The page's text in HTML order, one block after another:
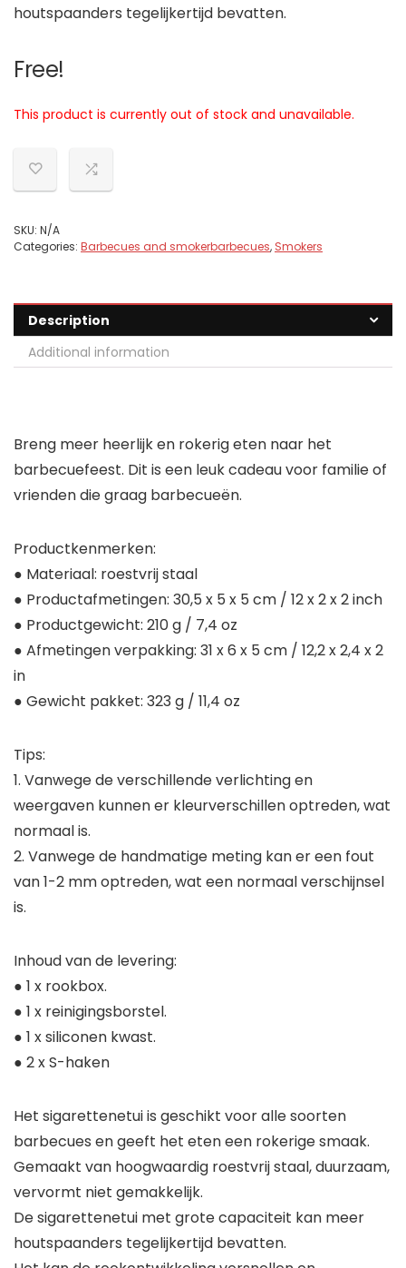
houtspaanders tegelijkertijd bevatten.
Free!
This product is currently out of stock and unavailable.
SKU: N/A
Categories: Barbecues and smokerbarbecues, Smokers
Description
Additional information
Breng meer heerlijk en rokerig eten naar het
barbecuefeest. Dit is een leuk cadeau voor familie of
vrienden die graag barbecueën.
Productkenmerken:
● Materiaal: roestvrij staal
● Productafmetingen: 30,5 x 5 x 5 cm / 12 x 2 x 2 inch
● Productgewicht: 210 g / 7,4 oz
● Afmetingen verpakking: 31 x 6 x 5 cm / 12,2 x 2,4 x 2
in
● Gewicht pakket: 323 g / 11,4 oz
Tips:
1. Vanwege de verschillende verlichting en
weergaven kunnen er kleurverschillen optreden, wat
normaal is.
2. Vanwege de handmatige meting kan er een fout
van 1-2 mm optreden, wat een normaal verschijnsel
is.
Inhoud van de levering:
● 1 x rookbox.
● 1 x reinigingsborstel.
● 1 x siliconen kwast.
● 2 x S-haken
Het sigarettenetui is geschikt voor alle soorten
barbecues en geeft het eten een rokerige smaak.
Gemaakt van hoogwaardig roestvrij staal, duurzaam,
vervormt niet gemakkelijk.
De sigarettenetui met grote capaciteit kan meer
houtspaanders tegelijkertijd bevatten.